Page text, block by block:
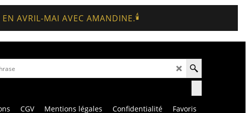
AVRIL-MAI AVEC AMANDINE.🕯️
CGV Mentions légales Confidentialité Favoris